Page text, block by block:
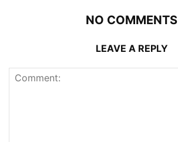
NO COMMENTS
LEAVE A REPLY